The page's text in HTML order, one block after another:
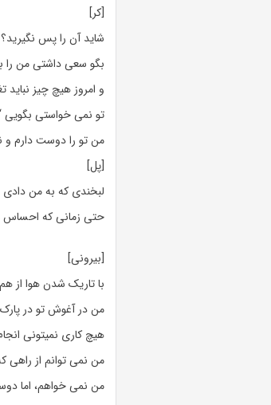
[کر]
شاید آن را پس نگیرید؟
بگو سعی داشتی من را
و امروز هیچ چیز نباید
تو نمی خواستی بگویی
من تو را دوست دارم و
[پل]
لبخندی که به من دادی
حتی زمانی که احساس
[بیرونی]
با تاریک شدن هوا از
من در آغوش تو در
هیچ کاری نمیتونی
من نمی توانم از راهی
من نمی خواهم، اما